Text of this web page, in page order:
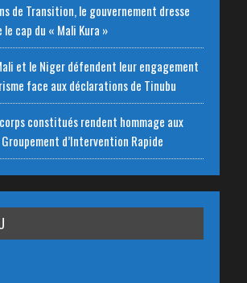
de Transition, le gouvernement dresse
cap du « Mali Kura »
et le Niger défendent leur engagement
face aux déclarations de Tinubu
constitués rendent hommage aux
d’Intervention Rapide